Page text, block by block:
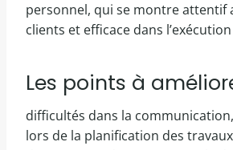
personnel, qui se montre attentif
clients et efficace dans
Les points à
difficultés dans la
lors de la planification des